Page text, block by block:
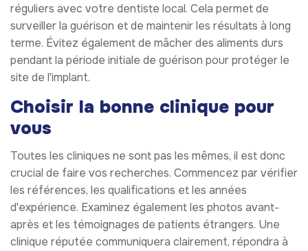
réguliers avec votre dentiste local. Cela permet de
surveiller la guérison et de maintenir les résultats à long
terme. Évitez également de mâcher des aliments durs
pendant la période initiale de guérison pour protéger le
site de l'implant.
Choisir la bonne clinique pour
vous
Toutes les cliniques ne sont pas les mêmes, il est donc
crucial de faire vos recherches. Commencez par vérifier
les références, les qualifications et les années
d'expérience. Examinez également les photos avant-
après et les témoignages de patients étrangers. Une
clinique réputée communiquera clairement, répondra à